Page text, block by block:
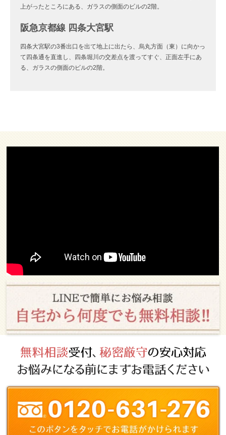
上がったところにある、ガラスの側面のビルの2階。
阪急京都線 四条大宮駅
四条大宮駅の3番出口を出て地上に出たら、烏丸方面（東）に向かっ
て四条通を直進し、四条堀川の交差点を渡ってすぐ、正面左手にあ
る、ガラスの側面のビルの2階。